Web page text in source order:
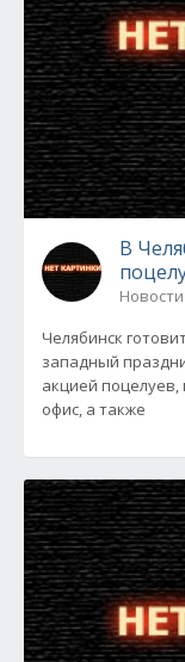
В
Новости
Челябинск
западный
акцией поцелуев,
офис, а также